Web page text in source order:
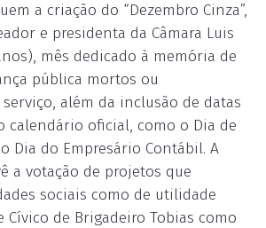
a criação do “Dezembro Cinza”,
e presidenta da Câmara Luis
mês dedicado à memória de
pública mortos ou
além da inclusão de datas
calendário oficial, como o Dia de
Dia do Empresário Contábil. A
a votação de projetos que
sociais como de utilidade
Cívico de Brigadeiro Tobias como